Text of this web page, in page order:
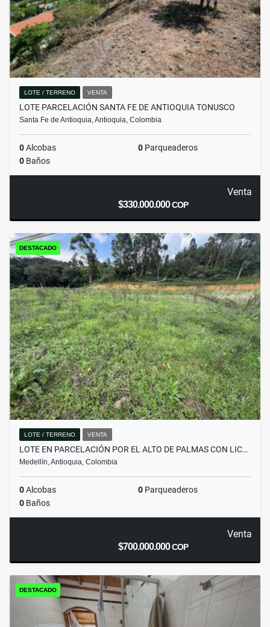
LOTE / TERRENO VENTA
LOTE PARCELACIÓN SANTA FE DE ANTIOQUIA TONUSCO
Santa Fe de Antioquia, Antioquia, Colombia
0Alcobas 0 Parqueaderos
0 Baños
Venta
$330.000.000COP
DESTACADO
LOTE / TERRENO VENTA
LOTE EN PARCELACIÓN POR EL ALTO DE PALMAS CON LIC…
Medellín, Antioquia, Colombia
0Alcobas 0 Parqueaderos
0 Baños
Venta
$700.000.000COP
DESTACADO